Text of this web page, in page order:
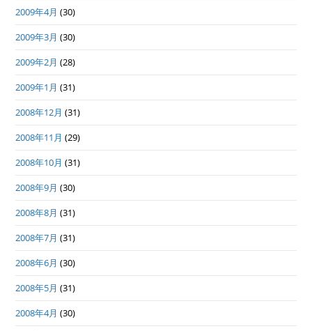
2009年4月 (30)
2009年3月 (30)
2009年2月 (28)
2009年1月 (31)
2008年12月 (31)
2008年11月 (29)
2008年10月 (31)
2008年9月 (30)
2008年8月 (31)
2008年7月 (31)
2008年6月 (30)
2008年5月 (31)
2008年4月 (30)